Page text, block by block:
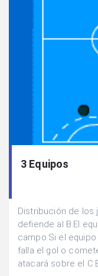
3 Equipos
Distribución de los
defiende al B.El
campo.Si el
falla el gol o
atacará sobre el